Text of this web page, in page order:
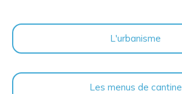
L'urbanisme
Les menus de cantine